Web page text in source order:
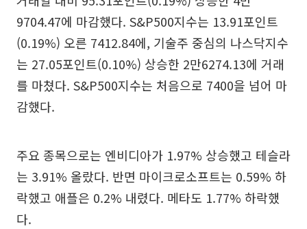
9704.47에 마감했다. S&P500지수는 13.91포인트
(0.19%) 오른 7412.84에, 기술주 중심의 나스닥지수
는 27.05포인트(0.10%) 상승한 2만6274.13에 거래
를 마쳤다. S&P500지수는 처음으로 7400을 넘어 마
감했다.
주요 종목으로는 엔비디아가 1.97% 상승했고 테슬라
는 3.91% 올랐다. 반면 마이크로소프트는 0.59% 하
락했고 애플은 0.2% 내렸다. 메타도 1.77% 하락했
다.